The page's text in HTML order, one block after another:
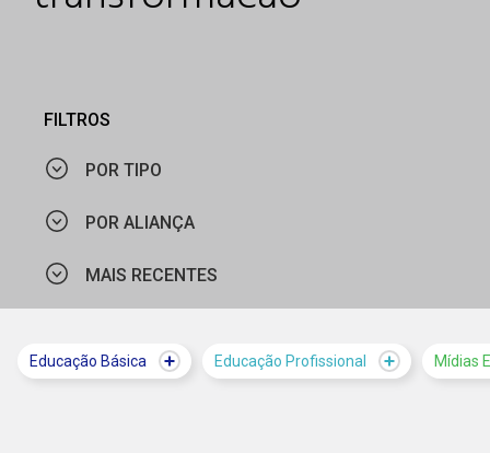
FILTROS
POR TIPO
POR ALIANÇA
CIEE - RS
MAIS RECENTES
Educação Básica Educação Profissional Mídias